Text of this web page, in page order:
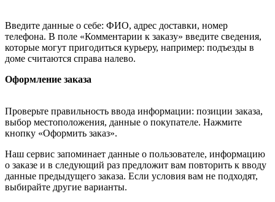
Введите данные о себе: ФИО, адрес доставки, номер
телефона. В поле «Комментарии к заказу» введите сведения,
которые могут пригодиться курьеру, например: подъезды в
доме считаются справа налево.
Оформление заказа
Проверьте правильность ввода информации: позиции заказа,
выбор местоположения, данные о покупателе. Нажмите
кнопку «Оформить заказ».
Наш сервис запоминает данные о пользователе, информацию
о заказе и в следующий раз предложит вам повторить к вводу
данные предыдущего заказа. Если условия вам не подходят,
выбирайте другие варианты.